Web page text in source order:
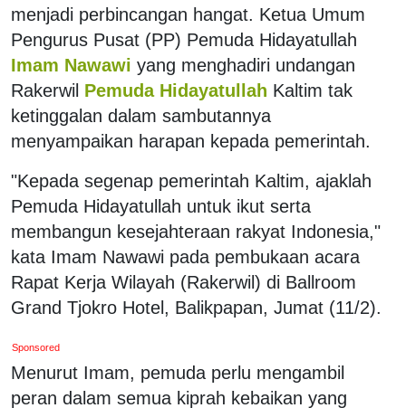
menjadi perbincangan hangat. Ketua Umum
Pengurus Pusat (PP) Pemuda Hidayatullah
Imam Nawawi yang menghadiri undangan
Rakerwil Pemuda Hidayatullah Kaltim tak
ketinggalan dalam sambutannya
menyampaikan harapan kepada pemerintah.
"Kepada segenap pemerintah Kaltim, ajaklah
Pemuda Hidayatullah untuk ikut serta
membangun kesejahteraan rakyat Indonesia,"
kata Imam Nawawi pada pembukaan acara
Rapat Kerja Wilayah (Rakerwil) di Ballroom
Grand Tjokro Hotel, Balikpapan, Jumat (11/2).
Sponsored
Menurut Imam, pemuda perlu mengambil
peran dalam semua kiprah kebaikan yang